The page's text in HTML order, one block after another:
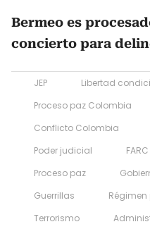
Bermeo es
concierto para
JEP Libertad
Proceso paz Colombia
Conflicto Colombia
Poder judicial
FARC
Proceso paz
Guerrillas
Terrorismo